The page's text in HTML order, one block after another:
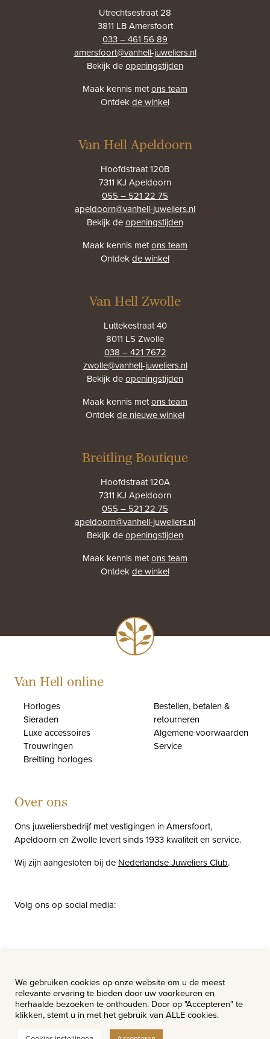
Utrechtsestraat 28
3811 LB Amersfoort
033 – 461 56 89
amersfoort@vanhell-juweliers.nl
Bekijk deopeningstijden
Maak kennis metons team
Ontdekde winkel
Van Hell Apeldoorn
Hoofdstraat 120B
7311 KJ Apeldoorn
055 – 521 22 75
apeldoorn@vanhell-juweliers.nl
Bekijk deopeningstijden
Maak kennis metons team
Ontdekde winkel
Van Hell Zwolle
Luttekestraat 40
8011 LS Zwolle
038 – 421 7672
zwolle@vanhell-juweliers.nl
Bekijk deopeningstijden
Maak kennis metons team
Ontdekde nieuwe winkel
Breitling Boutique
Hoofdstraat 120A
7311 KJ Apeldoorn
055 – 521 22 75
apeldoorn@vanhell-juweliers.nl
Bekijk deopeningstijden
Maak kennis metons team
Ontdekde winkel
Van Hell online
Horloges
Sieraden
Luxe accessoires
Trouwringen
Breitling horloges
Bestellen, betalen &
retourneren
Algemene voorwaarden
Service
Over ons
Ons juweliersbedrijf met vestigingen in Amersfoort,
Apeldoorn en Zwolle levert sinds 1933 kwaliteit en service.
Wij zijn aangesloten bij de Nederlandse Juweliers Club.
Volg ons op social media:
Vacatures
We gebruiken cookies op onze website om u de meest
relevante ervaring te bieden door uw voorkeuren en
herhaalde bezoeken te onthouden. Door op "Accepteren" te
klikken, stemt u in met het gebruik van ALLE cookies.